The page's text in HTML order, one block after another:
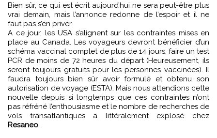
Bien sûr, ce qui est écrit aujourd’hui ne sera peut-être plus
vrai demain, mais l’annonce redonne de l’espoir et il ne
faut pas s’en priver.
A ce jour, les USA s’alignent sur les contraintes mises en
place au Canada. Les voyageurs devront bénéficier d’un
schéma vaccinal complet de plus de 14 jours, faire un test
PCR de moins de 72 heures du départ (Heureusement, ils
seront toujours gratuits pour les personnes vaccinées). Il
faudra toujours bien sûr avoir formulé et obtenu son
autorisation de voyage (ESTA). Mais nous attendions cette
nouvelle depuis si longtemps que ces contraintes n’ont
pas réfréné l’enthousiasme et le nombre de recherches de
vols transatlantiques a littéralement explosé chez
Resaneo